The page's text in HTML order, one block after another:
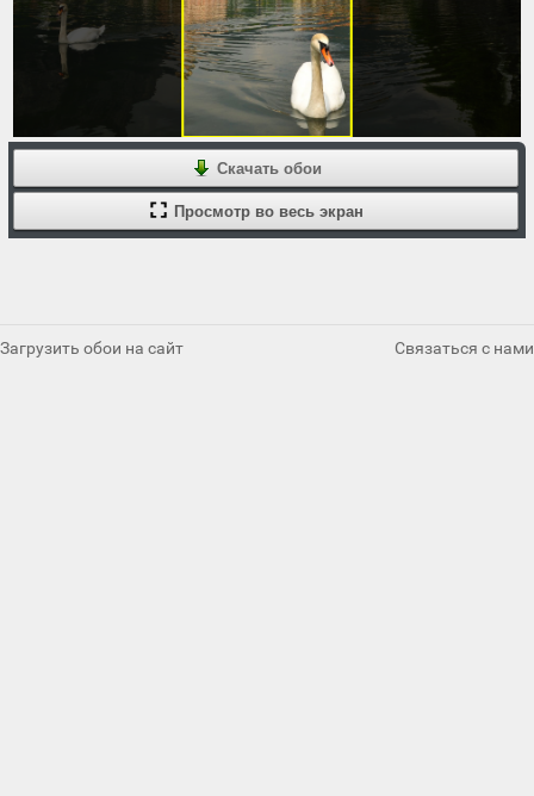
Скачать обои
Просмотр во весь экран
Загрузить обои на сайт Связаться с нами